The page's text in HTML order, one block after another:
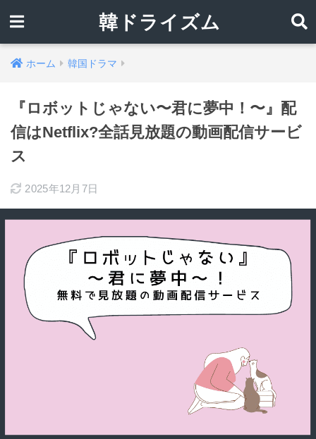
韓ドライズム
ホーム 韓国ドラマ
『ロボットじゃない〜君に夢中！〜』配
信はNetflix?全話見放題の動画配信サービ
ス
2025年12月7日